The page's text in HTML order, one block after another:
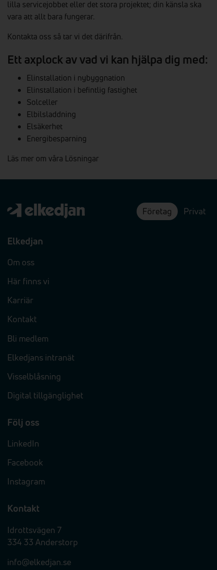
lilla servicejobbet eller det stora projektet; din känsla ska
vara att allt bara fungerar.
Kontakta oss så tar vi det därifrån.
Ett axplock av vad vi kan hjälpa dig med:
Elinstallation i nybyggnation
Elinstallation i befintlig fastighet
Solceller
Elbilsladdning
Elsäkerhet
Energibesparning
Läs mer om våra Lösningar
Företag Privat
Elkedjan
Om oss
Här finns vi
Karriär
Kontakt
Bli medlem
Elkedjans intranät
Visselblåsning
Digital tillgänglighet
Följ oss
LinkedIn
Facebook
Instagram
Kontakt
Idrottsvägen 7
334 33 Anderstorp
info@elkedjan.se